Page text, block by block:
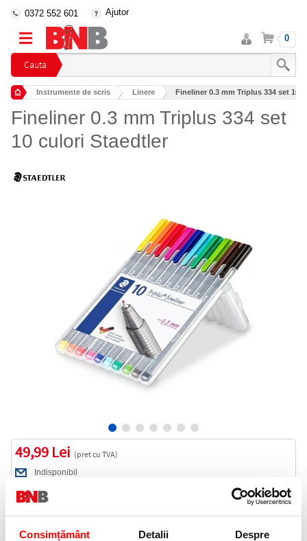
Consimțământ Detalii Despre
Cauta
0372 552 601 Ajutor
Intra
in
cont
Cos 0
Instrumente de scris Linere Fineliner 0.3 mm Triplus 334 set 10
Fineliner 0.3 mm Triplus 334 set
10 culori Staedtler
49,99 Lei (pret cu TVA)
Indisponibil
50 puncte de fidelitate
Cod produs:STA334SET10